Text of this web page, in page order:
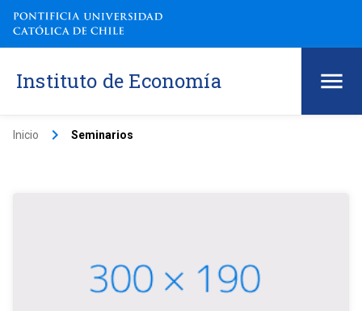
Instituto de Economía
Inicio keyboard_arrow_right Seminarios